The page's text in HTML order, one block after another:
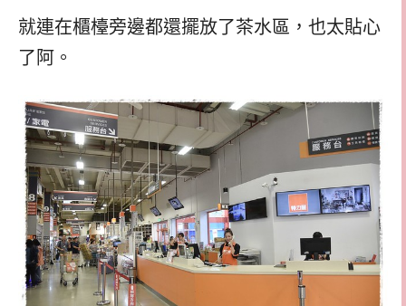
就連在櫃檯旁邊都還擺放了茶水區，也太貼心
了阿。